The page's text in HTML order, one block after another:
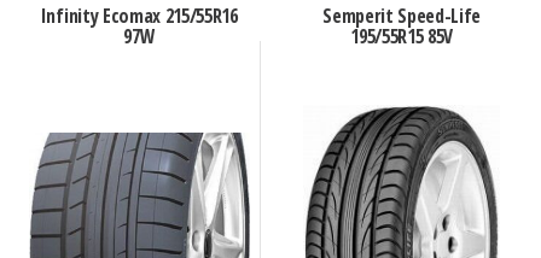
Infinity Ecomax 215/55R16
97W
Semperit Speed-Life
195/55R15 85V